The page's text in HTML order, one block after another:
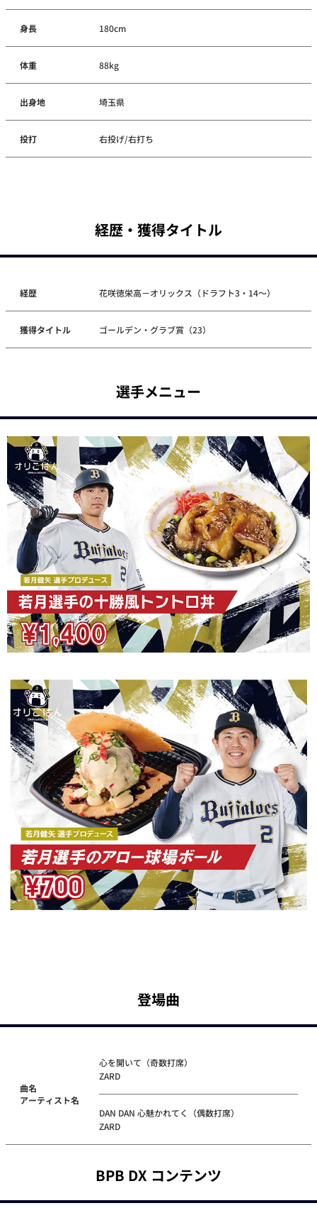
身長 180cm
体重 88kg
出身地 埼玉県
投打 右投げ/右打ち
経歴・獲得タイトル
経歴 花咲徳栄高－オリックス（ドラフト3・14～）
獲得タイトル ゴールデン・グラブ賞（23）
選手メニュー
登場曲
曲名
アーティスト名
心を開いて（奇数打席）
ZARD
DAN DAN 心魅かれてく（偶数打席）
ZARD
BPB DX コンテンツ